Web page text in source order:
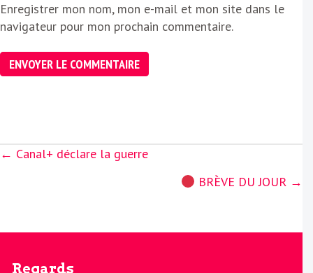
Enregistrer mon nom, mon e-mail et mon site dans le
navigateur pour mon prochain commentaire.
Posts
← Canal+ déclare la guerre
BRÈVE DU JOUR →
Regards